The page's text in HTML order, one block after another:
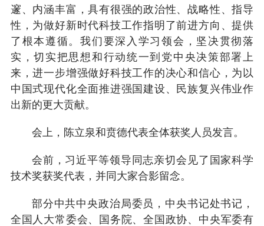
邃、内涵丰富，具有很强的政治性、战略性、指导
性，为做好新时代科技工作指明了前进方向、提供
了根本遵循。我们要深入学习领会，坚决贯彻落
实，切实把思想和行动统一到党中央决策部署上
来，进一步增强做好科技工作的决心和信心，为以
中国式现代化全面推进强国建设、民族复兴伟业作
出新的更大贡献。
会上，陈立泉和贲德代表全体获奖人员发言。
会前，习近平等领导同志亲切会见了国家科学
技术奖获奖代表，并同大家合影留念。
部分中共中央政治局委员，中央书记处书记，
全国人大常委会、国务院、全国政协、中央军委有